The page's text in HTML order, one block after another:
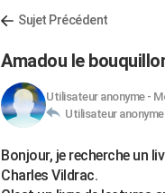
Sujet Précédent
Amadou le
Utilisateur anonyme-
Utilisateur anonyme
Bonjour, je recherche un
Charles Vildrac.